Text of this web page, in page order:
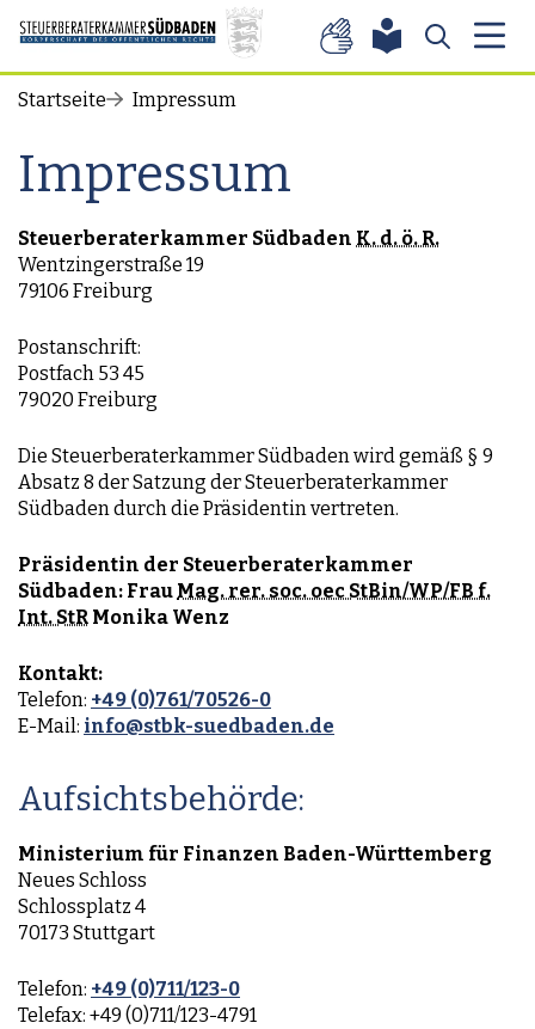
Zum Inhalt springen
Startseite Impressum
Impressum
Steuerberaterkammer Südbaden K. d. ö. R.
Wentzingerstraße 19
79106 Freiburg
Postanschrift:
Postfach 53 45
79020 Freiburg
Die Steuerberaterkammer Südbaden wird gemäß § 9
Absatz 8 der Satzung der Steuerberaterkammer
Südbaden durch die Präsidentin vertreten.
Präsidentin der Steuerberaterkammer
Südbaden: Frau Mag. rer. soc. oec StBin/WP/FB f.
Int. StR Monika Wenz
Kontakt:
Telefon: +49 (0)761/70526-0
E-Mail: info@stbk-suedbaden.de
Aufsichtsbehörde:
Ministerium für Finanzen Baden-Württemberg
Neues Schloss
Schlossplatz 4
70173 Stuttgart
Telefon: +49 (0)711/123-0
Telefax: +49 (0)711/123-4791